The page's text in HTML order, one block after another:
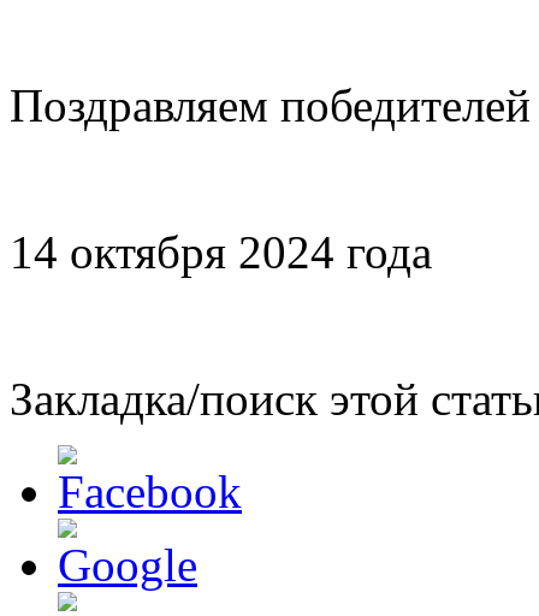
Поздравляем
14 октября 2024 года
Закладка/поиск этой